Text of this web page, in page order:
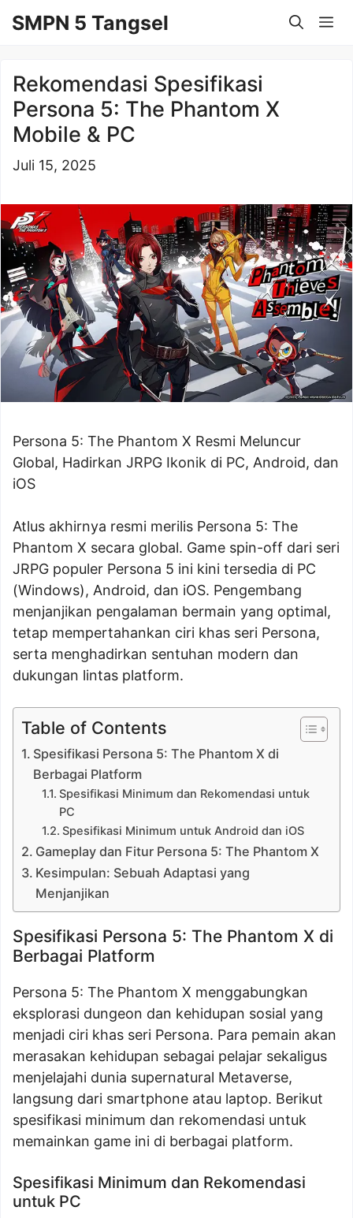
keSMPN 5 Tangsel
Rekomendasi Spesifikasi
Persona 5: The Phantom X
Mobile & PC
Juli 15, 2025
Persona 5: The Phantom X Resmi Meluncur
Global, Hadirkan JRPG Ikonik di PC, Android, dan
iOS
Atlus akhirnya resmi merilis Persona 5: The
Phantom X secara global. Game spin-off dari seri
JRPG populer Persona 5 ini kini tersedia di PC
(Windows), Android, dan iOS. Pengembang
menjanjikan pengalaman bermain yang optimal,
tetap mempertahankan ciri khas seri Persona,
serta menghadirkan sentuhan modern dan
dukungan lintas platform.
Table of Contents
Spesifikasi Persona 5: The Phantom X di
Berbagai Platform
Spesifikasi Minimum dan Rekomendasi untuk
PC
Spesifikasi Minimum untuk Android dan iOS
Gameplay dan Fitur Persona 5: The Phantom X
Kesimpulan: Sebuah Adaptasi yang
Menjanjikan
Spesifikasi Persona 5: The Phantom X di
Berbagai Platform
Persona 5: The Phantom X menggabungkan
eksplorasi dungeon dan kehidupan sosial yang
menjadi ciri khas seri Persona. Para pemain akan
merasakan kehidupan sebagai pelajar sekaligus
menjelajahi dunia supernatural Metaverse,
langsung dari smartphone atau laptop. Berikut
spesifikasi minimum dan rekomendasi untuk
memainkan game ini di berbagai platform.
Spesifikasi Minimum dan Rekomendasi
untuk PC